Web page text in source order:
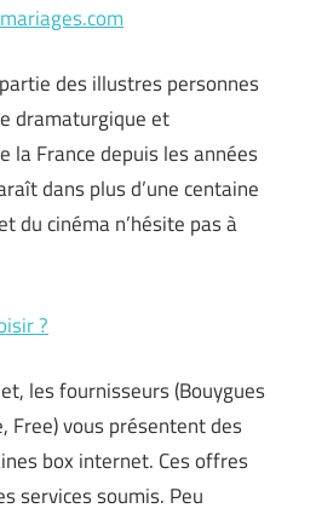
des illustres personnes
dramaturgique et
la France depuis les années
dans plus d’une centaine
du cinéma n’hésite pas à
?
les fournisseurs (Bouygues
Free) vous présentent des
box internet. Ces offres
services soumis. Peu